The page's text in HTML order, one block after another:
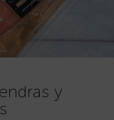
y